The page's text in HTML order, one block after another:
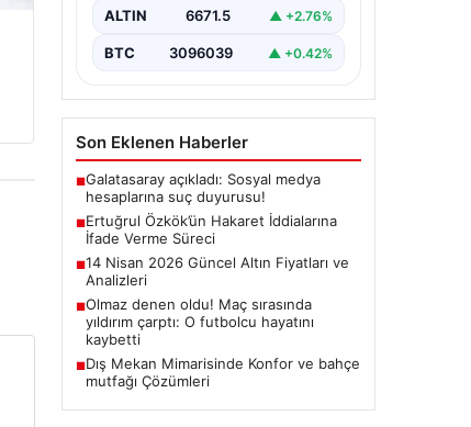
ALTIN 6671.5 ▲ +2.76%
BTC 3096039 ▲ +0.42%
Son Eklenen Haberler
■Galatasaray açıkladı: Sosyal medya
hesaplarına suç duyurusu!
■Ertuğrul Özkök’ün Hakaret İddialarına
İfade Verme Süreci
■14 Nisan 2026 Güncel Altın Fiyatları ve
Analizleri
■Olmaz denen oldu! Maç sırasında
yıldırım çarptı: O futbolcu hayatını
kaybetti
■Dış Mekan Mimarisinde Konfor ve bahçe
mutfağı Çözümleri